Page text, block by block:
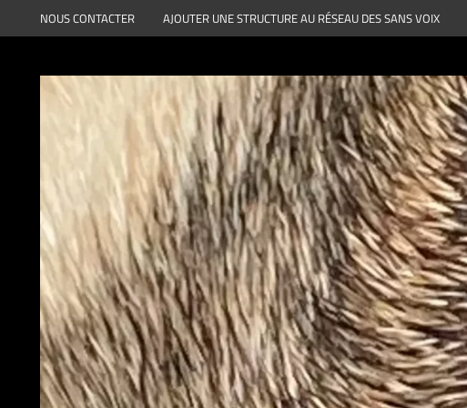
au
NOUS CONTACTER AJOUTER UNE STRUCTURE AU RÉSEAU DES SANS VOIX